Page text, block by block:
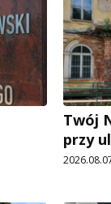
Twój
przy